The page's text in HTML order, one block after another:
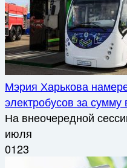
Мэрия Харькова
электробусов за
На внеочередной
июля
0123